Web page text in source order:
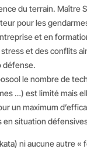
du terrain. Maître
pour les
et en
et des conflits
défense.
le nombre de
…) est limité mais
un maximum
en situation
ni aucune autre «